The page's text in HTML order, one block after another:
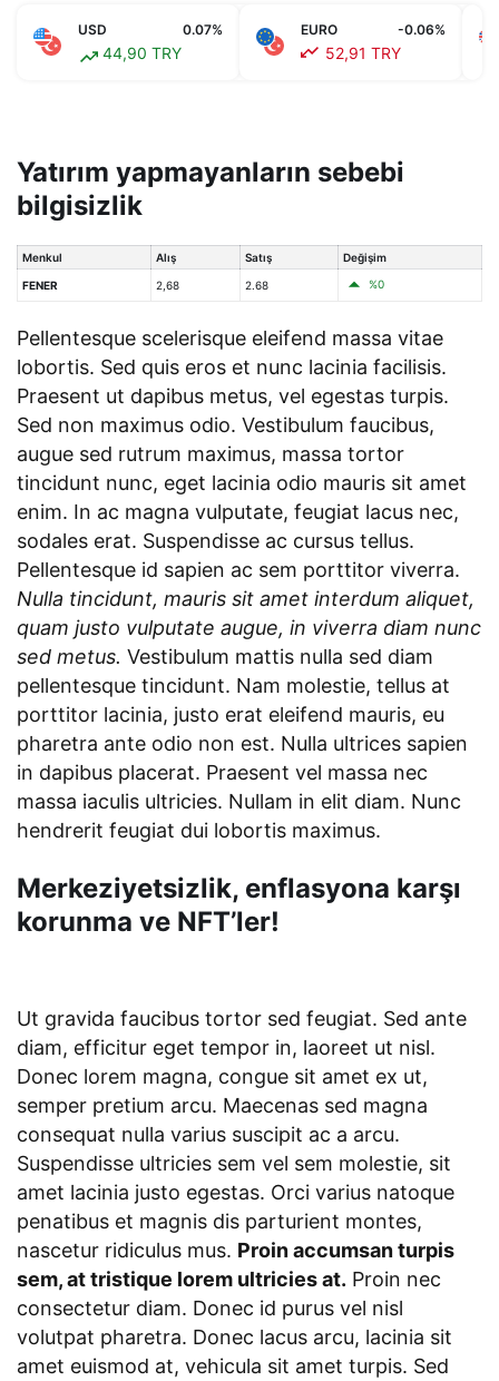
USD 0.07%
44,90 TRY
EURO -0.06%
52,91 TRY
Yatırım yapmayanların sebebi
bilgisizlik
Menkul Alış Satış Değişim
FENER 2,68 2.68 %0
Pellentesque scelerisque eleifend massa vitae
lobortis. Sed quis eros et nunc lacinia facilisis.
Praesent ut dapibus metus, vel egestas turpis.
Sed non maximus odio. Vestibulum faucibus,
augue sed rutrum maximus, massa tortor
tincidunt nunc, eget lacinia odio mauris sit amet
enim. In ac magna vulputate, feugiat lacus nec,
sodales erat. Suspendisse ac cursus tellus.
Pellentesque id sapien ac sem porttitor viverra.
Nulla tincidunt, mauris sit amet interdum aliquet,
quam justo vulputate augue, in viverra diam nunc
sed metus. Vestibulum mattis nulla sed diam
pellentesque tincidunt. Nam molestie, tellus at
porttitor lacinia, justo erat eleifend mauris, eu
pharetra ante odio non est. Nulla ultrices sapien
in dapibus placerat. Praesent vel massa nec
massa iaculis ultricies. Nullam in elit diam. Nunc
hendrerit feugiat dui lobortis maximus.
Merkeziyetsizlik, enflasyona karşı
korunma ve NFT’ler!
Ut gravida faucibus tortor sed feugiat. Sed ante
diam, efficitur eget tempor in, laoreet ut nisl.
Donec lorem magna, congue sit amet ex ut,
semper pretium arcu. Maecenas sed magna
consequat nulla varius suscipit ac a arcu.
Suspendisse ultricies sem vel sem molestie, sit
amet lacinia justo egestas. Orci varius natoque
penatibus et magnis dis parturient montes,
nascetur ridiculus mus. Proin accumsan turpis
sem, at tristique lorem ultricies at. Proin nec
consectetur diam. Donec id purus vel nisl
volutpat pharetra. Donec lacus arcu, lacinia sit
amet euismod at, vehicula sit amet turpis. Sed